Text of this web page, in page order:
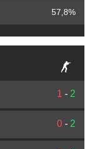
57,8%
1 - 2
0 - 2